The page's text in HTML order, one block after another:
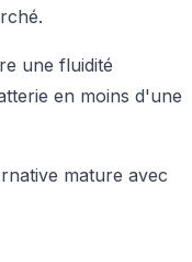
une fluidité
en moins d'une
mature avec